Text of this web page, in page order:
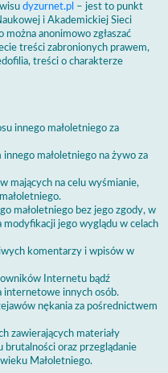
dyzurnet.pl – jest to punkt
i Akademickiej Sieci
anonimowo zgłaszać
treści zabronionych prawem,
treści o charakterze
innego małoletniego za
innego małoletniego na żywo za
mających na celu wyśmianie,
małoletniego bez jego zgody, w
modyfikacji jego wyglądu w celach
komentarzy i wpisów w
Internetu bądź
internetowe innych osób.
nękania za pośrednictwem
zawierających materiały
oraz przeglądanie
Małoletniego.